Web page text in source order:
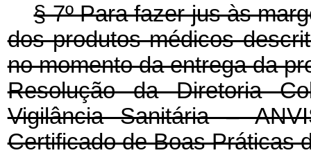
§ 7º Para fazer jus às
dos produtos médicos
no momento da entrega da
Resolução da Diretoria
Vigilância Sanitária –
Certificado de Boas Práticas